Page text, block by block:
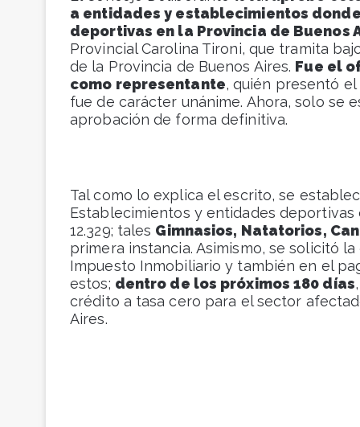
a entidades y establecimientos
deportivas en la Provincia de Buenos
Provincial Carolina Tironi, que tramita
de la Provincia de Buenos Aires. Fue el
como representante, quién presentó
fue de carácter unánime. Ahora, solo se
aprobación de forma definitiva.
Tal como lo explica el escrito, se
Establecimientos y entidades deportivas
12.329; tales Gimnasios, Natatorios,
primera instancia. Asimismo, se solicitó
Impuesto Inmobiliario y también en el
estos; dentro de los próximos 180 días
crédito a tasa cero para el sector
Aires.